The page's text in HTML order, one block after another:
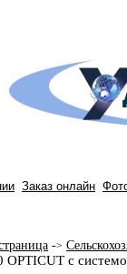
Заказ онлайн
->
OPTICUT с